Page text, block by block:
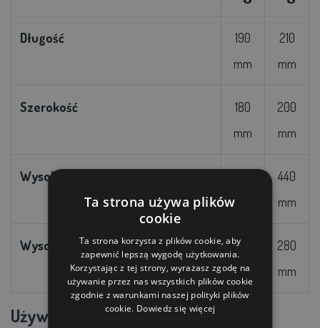
Długość
190
mm
210
mm
Szerokość
180
mm
200
mm
Wysokość ze stopami
mm
440
mm
Wysokość bez stóp
280
mm
280
mm
Używać
Ta strona używa plików
cookie
Ta strona korzysta z plików cookie, aby
zapewnić lepszą wygodę użytkowania.
Korzystając z tej strony, wyrażasz zgodę na
używanie przez nas wszystkich plików cookie
zgodnie z warunkami naszej polityki plików
cookie. Dowiedz się więcej